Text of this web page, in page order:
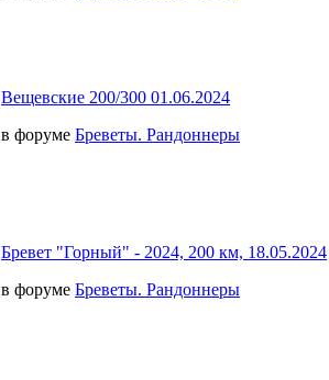
Вещевские 200/300 01.06.2024
в форуме Бреветы. Рандоннеры
Бревет "Горный" - 2024, 200 км, 18.05.2024
в форуме Бреветы. Рандоннеры